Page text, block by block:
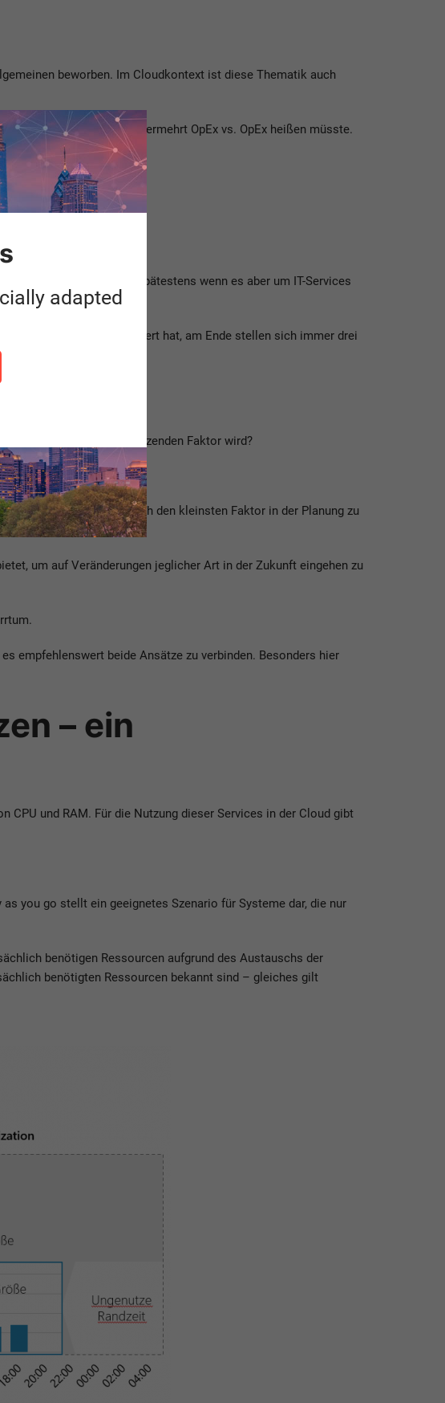
beworben. Im Cloudkontext ist diese Thematik auch
Cloud Transformation vermehrt OpEx vs. OpEx heißen müsste.
möglich sein. Spätestens wenn es aber um IT-Services
Dienstleister ausgegliedert hat, am Ende stellen sich immer drei
nicht zum begrenzenden Faktor wird?
sich als Ziel setzen auch den kleinsten Faktor in der Planung zu
um auf Veränderungen jeglicher Art in der Zukunft eingehen zu
empfehlenswert beide Ansätze zu verbinden. Besonders hier
– ein
und RAM. Für die Nutzung dieser Services in der Cloud gibt
you go stellt ein geeignetes Szenario für Systeme dar, die nur
benötigen Ressourcen aufgrund des Austauschs der
benötigten Ressourcen bekannt sind – gleiches gilt
adapted